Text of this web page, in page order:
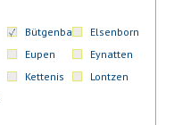
Bütgenbach
Elsenborn
Eupen
Eynatten
Kettenis
Lontzen